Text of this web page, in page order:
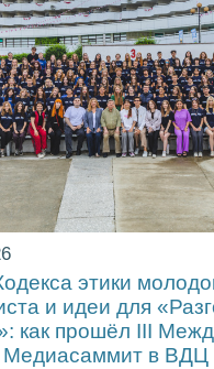
этики
и идеи для
как прошёл ІІІ
Медиасаммит в ВДЦ